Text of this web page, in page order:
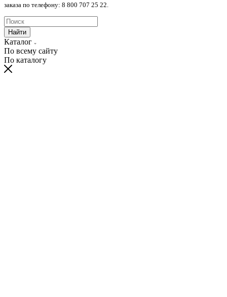
заказа по телефону: 8 800 707 25 22.
Найти
Каталог
По всему сайту
По каталогу